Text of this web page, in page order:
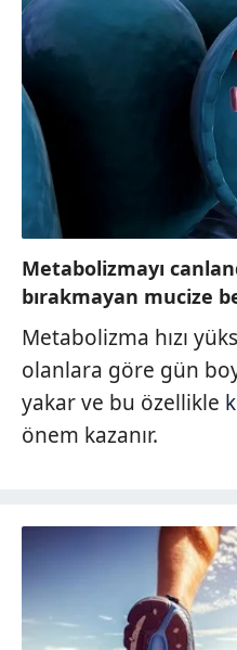
Metabolizmayı
bırakmayan mucize
Metabolizma hızı
olanlara göre gün
yakar ve bu özellikle
önem kazanır.